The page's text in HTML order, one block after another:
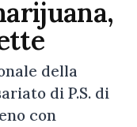
della
di P.S. di
con